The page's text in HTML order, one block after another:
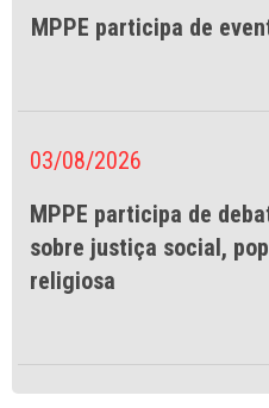
MPPE participa de
03/08/2026
MPPE participa de
sobre justiça social,
religiosa